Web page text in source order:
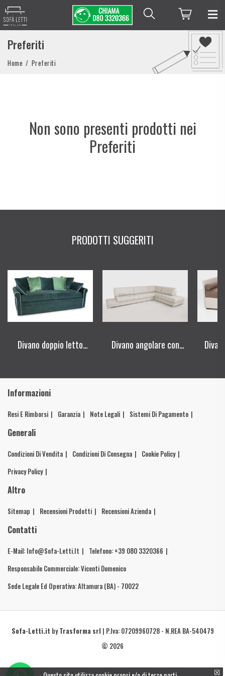
Preferiti
Home Preferiti
Non sono presenti prodotti nei
Preferiti
PRODOTTI SUGGERITI
Divano doppio letto
Divano angolare con
Informazioni
Resi E Rimborsi Garanzia Note Legali Sistemi Di Pagamento
Generali
Condizioni Di Vendita Condizioni Di Consegna
Cookie Policy
Privacy Policy
Altro
Sitemap Recensioni Prodotti Recensioni Azienda
Contatti
E-Mail: Info@sofa-Letti.it
Telefono: +39 080 3320366
Responsabile Commerciale: Vicenti Domenico
Sede Legale Ed Operativa: Altamura (BA) - 70022
Sofa-Letti.it byTrasforma srl | P.Iva: 07209960728 - N.REA BA-540479
© 2026
☒